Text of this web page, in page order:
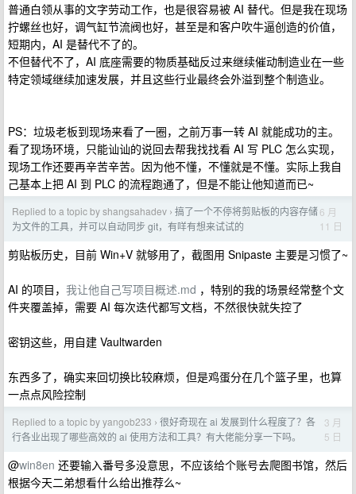
普通白领从事的文字劳动工作，也是很容易被 AI 替代。但是我在现场
拧螺丝也好，调气缸节流阀也好，甚至是和客户吹牛逼创造的价值，
短期内，AI 是替代不了的。
不但替代不了，AI 底座需要的物质基础反过来继续催动制造业在一些
特定领域继续加速发展，并且这些行业最终会外溢到整个制造业。
PS：垃圾老板到现场来看了一圈，之前万事一转 AI 就能成功的主。
看了现场环境，只能讪讪的说回去帮我找找看 AI 写 PLC 怎么实现，
现场工作还要再辛苦辛苦。因为他不懂，不懂就是不懂。实际上我自
己基本上把 AI 到 PLC 的流程跑通了，但是不能让他知道而已~
Replied to a topic by shangsahadev › 搞了一个不停将剪贴板的内容存储
为文件的工具，并可以自动同步 git，有咩有想来试试的
6 月
11 日
剪贴板历史，目前 Win+V 就够用了，截图用 Snipaste 主要是习惯了~
AI 的项目， 我让他自己写项目概述.md ，特别的我的场景经常整个文
件夹覆盖掉，需要 AI 每次迭代都写文档，不然很快就失控了
密钥这些，用自建 Vaultwarden
东西多了，确实来回切换比较麻烦，但是鸡蛋分在几个篮子里，也算
一点点风险控制
Replied to a topic by yangob233 › 很好奇现在 ai 发展到什么程度了？各
行各业出现了哪些高效的 ai 使用方法和工具？有大佬能分享一下吗。
3 月
5 日
@win8en 还要输入番号多没意思，不应该给个账号去爬图书馆，然后
根据今天二弟想看什么给出推荐么~